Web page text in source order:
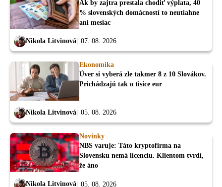
Ak by zajtra prestala chodiť výplata, 40
% slovenských domácností to neutiahne
ani mesiac
Nikola Litvinová 07. 08. 2026
Ekonomika
Úver si vyberá zle takmer 8 z 10 Slovákov.
Prichádzajú tak o tisíce eur
Nikola Litvinová 05. 08. 2026
Novinky
NBS varuje: Táto kryptofirma na
Slovensku nemá licenciu. Klientom tvrdí,
že áno
Nikola Litvinová 05. 08. 2026